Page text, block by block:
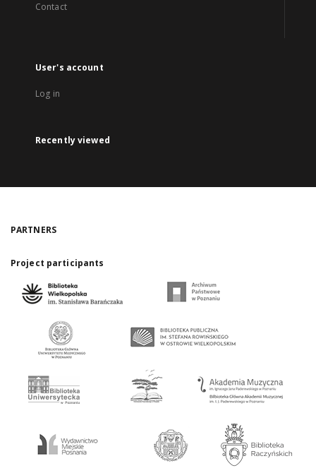
Contact
User's account
Log in
Recently viewed
PARTNERS
Project participants